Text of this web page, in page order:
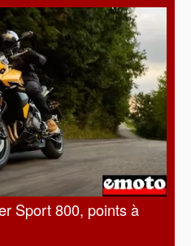
Sport 800, points à